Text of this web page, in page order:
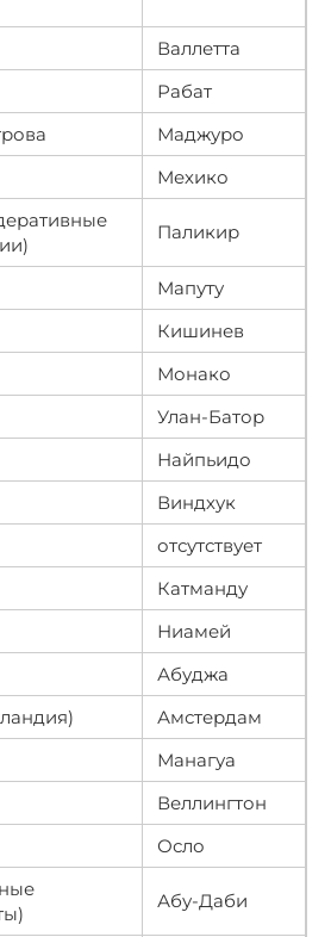
Валлетта
Рабат
Маджуро
Мехико
Паликир
Мапуту
Кишинев
Монако
Улан-Батор
Найпьидо
Виндхук
отсутствует
Катманду
Ниамей
Абуджа
Амстердам
Манагуа
Веллингтон
Осло
Абу-Даби